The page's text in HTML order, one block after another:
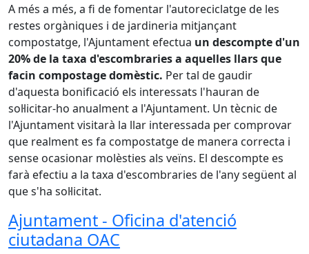
A més a més, a fi de fomentar l'autoreciclatge de les
restes orgàniques i de jardineria mitjançant
compostatge, l'Ajuntament efectua un descompte d'un
20% de la taxa d'escombraries a aquelles llars que
facin compostage domèstic. Per tal de gaudir
d'aquesta bonificació els interessats l'hauran de
sol·licitar-ho anualment a l'Ajuntament. Un tècnic de
l'Ajuntament visitarà la llar interessada per comprovar
que realment es fa compostatge de manera correcta i
sense ocasionar molèsties als veïns. El descompte es
farà efectiu a la taxa d'escombraries de l'any següent al
que s'ha sol·licitat.
Ajuntament - Oficina d'atenció
ciutadana OAC